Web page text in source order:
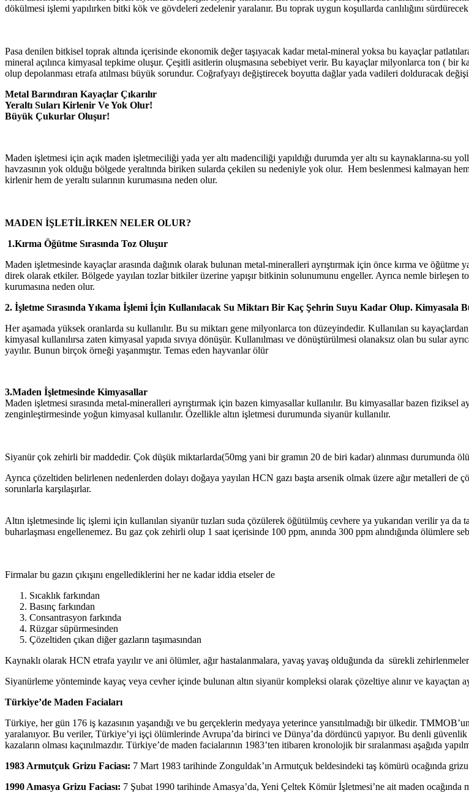
dökülmesi işlemi yapılırken bitki kök ve gövdeleri zedelenir yaralanır. Bu toprak uygun koşullarda canlılığını
Pasa denilen bitkisel toprak altında içerisinde ekonomik değer taşıyacak kadar metal-mineral yoksa bu kayaçlar
mineral açılınca kimyasal tepkime oluşur. Çeşitli asitlerin oluşmasına sebebiyet verir. Bu kayaçlar milyonlarca ton (
olup depolanması etrafa atılması büyük sorundur. Coğrafyayı değiştirecek boyutta dağlar yada vadileri dolduracak
Metal Barındıran Kayaçlar Çıkarılır
Yeraltı Suları Kirlenir Ve Yok Olur!
Büyük Çukurlar Oluşur!
Maden işletmesi için açık maden işletmeciliği yada yer altı madenciliği yapıldığı durumda yer altı su kaynaklarına-su
havzasının yok olduğu bölgede yeraltında biriken sularda çekilen su nedeniyle yok olur. Hem beslenmesi kalmayan
kirlenir hem de yeraltı sularının kurumasına neden olur.
MADEN İŞLETİLİRKEN NELER OLUR?
1.Kırma Öğütme Sırasında Toz Oluşur
Maden işletmesinde kayaçlar arasında dağınık olarak bulunan metal-mineralleri ayrıştırmak için önce kırma ve öğütme
direk olarak etkiler. Bölgede yayılan tozlar bitkiler üzerine yapışır bitkinin solunumunu engeller. Ayrıca nemle birleşen
kurumasına neden olur.
2. İşletme Sırasında Yıkama İşlemi İçin Kullanılacak Su Miktarı Bir Kaç Şehrin Suyu Kadar Olup. Kimyasala
Her aşamada yüksek oranlarda su kullanılır. Bu su miktarı gene milyonlarca ton düzeyindedir. Kullanılan su
kimyasal kullanılırsa zaten kimyasal yapıda sıvıya dönüşür. Kullanılması ve dönüştürülmesi olanaksız olan bu sular
yayılır. Bunun birçok örneği yaşanmıştır. Temas eden hayvanlar ölür
3.Maden İşletmesinde Kimyasallar
Maden işletmesi sırasında metal-mineralleri ayrıştırmak için bazen kimyasallar kullanılır. Bu kimyasallar bazen fiziksel
zenginleştirmesinde yoğun kimyasal kullanılır. Özellikle altın işletmesi durumunda siyanür kullanılır.
Siyanür çok zehirli bir maddedir. Çok düşük miktarlarda(50mg yani bir gramın 20 de biri kadar) alınması durumunda
Ayrıca çözeltiden belirlenen nedenlerden dolayı doğaya yayılan HCN gazı başta arsenik olmak üzere ağır metalleri
sorunlarla karşılaşırlar.
Altın işletmesinde liç işlemi için kullanılan siyanür tuzları suda çözülerek öğütülmüş cevhere ya yukarıdan verilir ya da
buharlaşması engellenemez. Bu gaz çok zehirli olup 1 saat içerisinde 100 ppm, anında 300 ppm alındığında ölümlere
Firmalar bu gazın çıkışını engellediklerini her ne kadar iddia etseler de
Sıcaklık farkından
Basınç farkından
Consantrasyon farkında
Rüzgar süpürmesinden
Çözeltiden çıkan diğer gazların taşımasından
Kaynaklı olarak HCN etrafa yayılır ve ani ölümler, ağır hastalanmalara, yavaş yavaş olduğunda da sürekli
Siyanürleme yönteminde kayaç veya cevher içinde bulunan altın siyanür kompleksi olarak çözeltiye alınır ve kayaçtan
Türkiye’de Maden Faciaları
Türkiye, her gün 176 iş kazasının yaşandığı ve bu gerçeklerin medyaya yeterince yansıtılmadığı bir ülkedir.
yaralanıyor. Bu veriler, Türkiye’yi işçi ölümlerinde Avrupa’da birinci ve Dünya’da dördüncü yapıyor. Bu denli
kazaların olması kaçınılmazdır. Türkiye’de maden facialarının 1983’ten itibaren kronolojik bir sıralanması aşağıda
1983 Armutçuk Grizu Faciası: 7 Mart 1983 tarihinde Zonguldak’ın Armutçuk beldesindeki taş kömürü ocağında
1990 Amasya Grizu Faciası: 7 Şubat 1990 tarihinde Amasya’da, Yeni Çeltek Kömür İşletmesi’ne ait maden ocağında